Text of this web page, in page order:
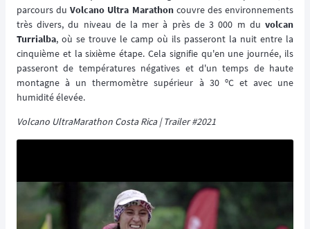
parcours duVolcano Ultra Marathoncouvre des environnements
très divers, du niveau de la mer à près de 3 000 m du volcan
Turrialba, où se trouve le camp où ils passeront la nuit entre la
cinquième et la sixième étape. Cela signifie qu'en une journée, ils
passeront de températures négatives et d'un temps de haute
montagne à un thermomètre supérieur à 30 ºC et avec une
humidité élevée.
Volcano UltraMarathon Costa Rica | Trailer #2021